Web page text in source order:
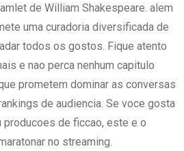
de William Shakespeare. alem
uma curadoria diversificada de
todos os gostos. Fique atento
e nao perca nenhum capitulo
prometem dominar as conversas
de audiencia. Se voce gosta
de ficcao, este e o
no streaming.